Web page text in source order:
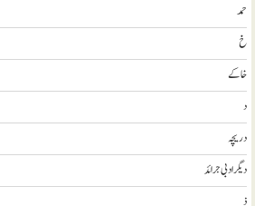
حمد
خ
خاکے
د
دریچہ
ديگر ادبی جرائد
ذ